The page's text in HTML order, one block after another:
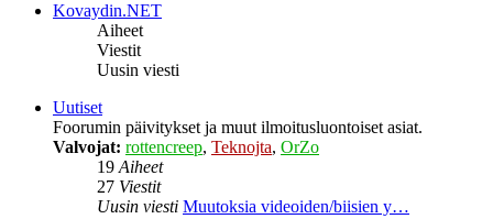
Kovaydin.NET
Aiheet
Viestit
Uusin viesti
Uutiset
Foorumin päivitykset ja muut ilmoitusluontoiset asiat.
Valvojat: rottencreep, Teknojta, OrZo
19Aiheet
27 Viestit
Uusin viesti Muutoksia videoiden/biisien y…